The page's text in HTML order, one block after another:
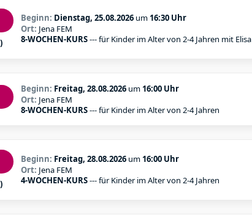
Beginn: Dienstag, 25.08.2026 um 16:30 Uhr
Ort: Jena FEM
8-WOCHEN-KURS--- für Kinder im Alter von 2-4 Jahren mit Elisa
Beginn: Freitag, 28.08.2026 um 16:00 Uhr
Ort: Jena FEM
8-WOCHEN-KURS--- für Kinder im Alter von 2-4 Jahren
Beginn: Freitag, 28.08.2026 um 16:00 Uhr
Ort: Jena FEM
4-WOCHEN-KURS--- für Kinder im Alter von 2-4 Jahren